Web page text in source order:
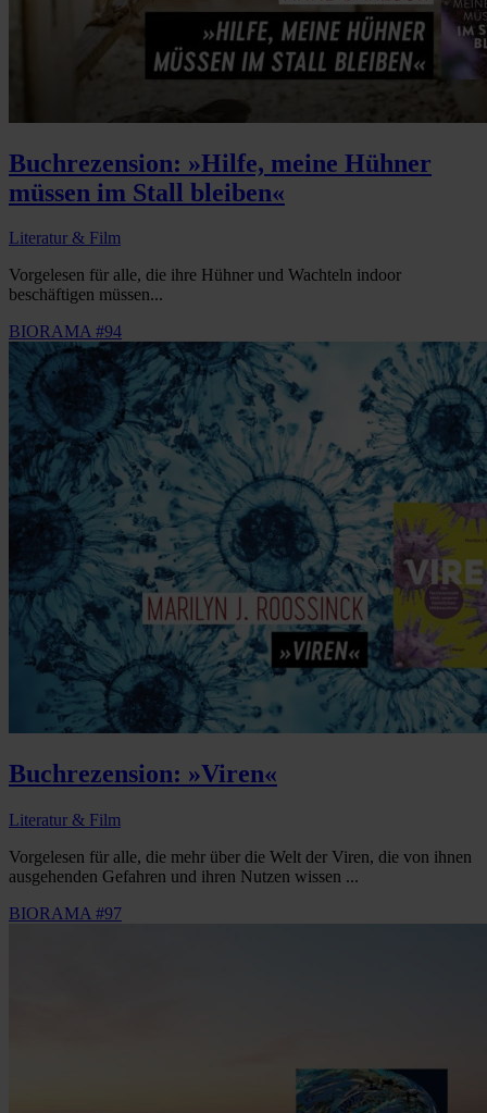
Buchrezension: »Hilfe, meine Hühner
müssen im Stall bleiben«
Literatur & Film
Vorgelesen für alle, die ihre Hühner und Wachteln indoor
beschäftigen müssen...
BIORAMA #94
Buchrezension: »Viren«
Literatur & Film
Vorgelesen für alle, die mehr über die Welt der Viren, die von ihnen
ausgehenden Gefahren und ihren Nutzen wissen ...
BIORAMA #97